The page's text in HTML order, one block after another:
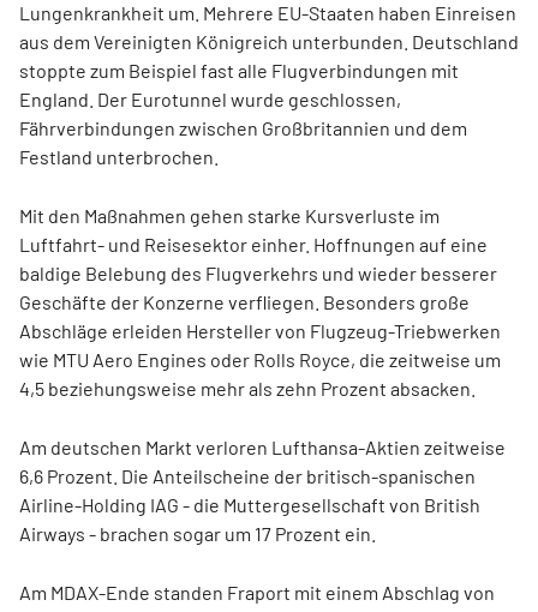
Lungenkrankheit um. Mehrere EU-Staaten haben Einreisen
aus dem Vereinigten Königreich unterbunden. Deutschland
stoppte zum Beispiel fast alle Flugverbindungen mit
England. Der Eurotunnel wurde geschlossen,
Fährverbindungen zwischen Großbritannien und dem
Festland unterbrochen.
Mit den Maßnahmen gehen starke Kursverluste im
Luftfahrt- und Reisesektor einher. Hoffnungen auf eine
baldige Belebung des Flugverkehrs und wieder besserer
Geschäfte der Konzerne verfliegen. Besonders große
Abschläge erleiden Hersteller von Flugzeug-Triebwerken
wie MTU Aero Engines oder Rolls Royce, die zeitweise um
4,5 beziehungsweise mehr als zehn Prozent absacken.
Am deutschen Markt verloren Lufthansa-Aktien zeitweise
6,6 Prozent. Die Anteilscheine der britisch-spanischen
Airline-Holding IAG - die Muttergesellschaft von British
Airways - brachen sogar um 17 Prozent ein.
Am MDAX-Ende standen Fraport mit einem Abschlag von